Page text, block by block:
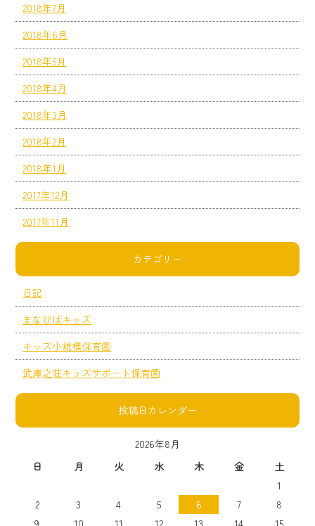
2018年7月
2018年6月
2018年5月
2018年4月
2018年3月
2018年2月
2018年1月
2017年12月
2017年11月
カテゴリー
日記
まなびばキッズ
キッズ小規模保育園
武庫之荘キッズサポート保育園
投稿日カレンダー
2026年8月
日
月 火 水 木 金
土
1
2
3 4 5 6 7
8